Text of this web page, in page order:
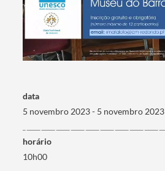
Termo de Pesquisa
Filtros
data
5 novembro 2023 - 5 novembro 2023
horário
10h00